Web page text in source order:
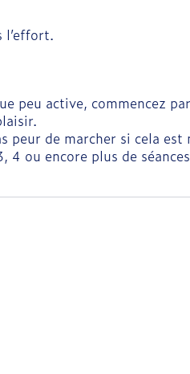
l’effort.
peu active, commencez
de marcher si cela
ou encore plus de